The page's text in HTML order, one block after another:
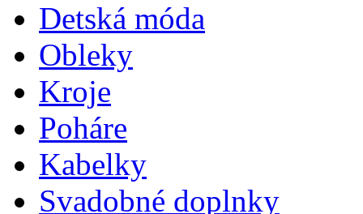
Detská móda
Obleky
Kroje
Poháre
Kabelky
Svadobné doplnky